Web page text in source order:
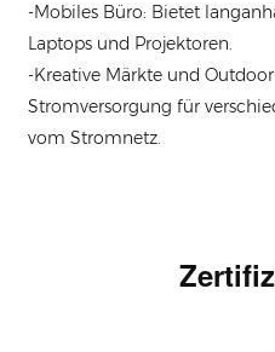
-Mobiles Büro: Bietet
Laptops und Projektoren.
-Kreative Märkte und
Stromversorgung für
vom Stromnetz.